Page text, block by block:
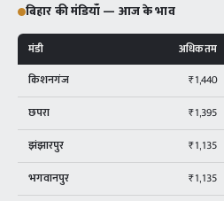
बिहारकी मंडियाँ — आज के भाव
मंडी अधिकतम
किशनगंज ₹1,440
छपरा
₹1,395
झंझारपुर
₹1,135
भगवानपुर
₹1,135